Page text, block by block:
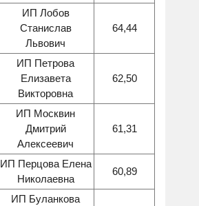
ИП Лобов
Станислав
Львович
64,44
ИП Петрова
Елизавета
Викторовна
62,50
ИП Москвин
Дмитрий
Алексеевич
61,31
ИП Перцова Елена
Николаевна
60,89
ИП Буланкова